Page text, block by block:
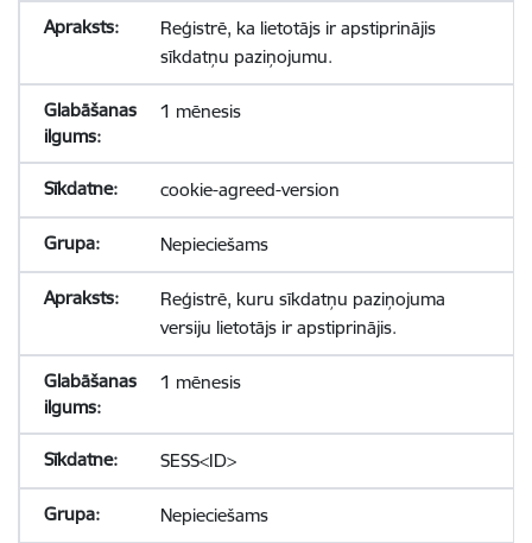
Reģistrē, ka lietotājs ir apstiprinājis
sīkdatņu paziņojumu.
1 mēnesis
cookie-agreed-version
Nepieciešams
Reģistrē, kuru sīkdatņu paziņojuma
versiju lietotājs ir apstiprinājis.
1 mēnesis
SESS<ID>
Nepieciešams